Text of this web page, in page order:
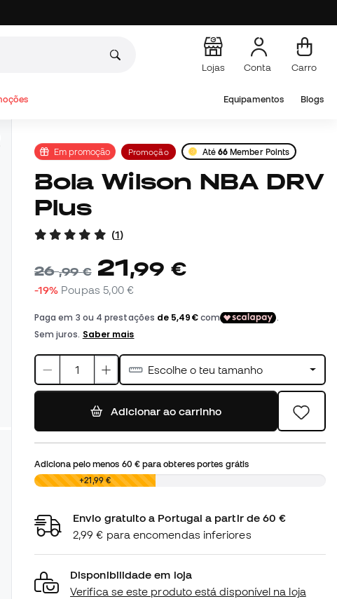
Lojas Conta Carro
Equipamentos Blogs
Em promoção Promoção Até 66 Member Points
Bola Wilson NBA DRV
Plus
(1)
26,99 € 21,99 €
-19% Poupas 5,00 €
Escolhe o teu tamanho
Adicionar ao carrinho
Adiciona pelo menos 60 €para obteres portes grátis
0,00 € +21,99 €
Envio gratuito a Portugal a partir de 60 €
2,99 € para encomendas inferiores
Disponibilidade em loja
Verifica se este produto está disponível na loja